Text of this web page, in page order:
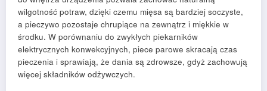
wilgotność potraw, dzięki czemu mięsa są bardziej soczyste,
a pieczywo pozostaje chrupiące na zewnątrz i miękkie w
środku. W porównaniu do zwykłych piekarników
elektrycznych konwekcyjnych, piece parowe skracają czas
pieczenia i sprawiają, że dania są zdrowsze, gdyż zachowują
więcej składników odżywczych.